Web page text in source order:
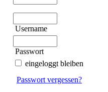
Username
Passwort
eingeloggt bleiben
Passwort vergessen?